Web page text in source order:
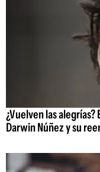
¿Vuelven las
Darwin Núñez y su